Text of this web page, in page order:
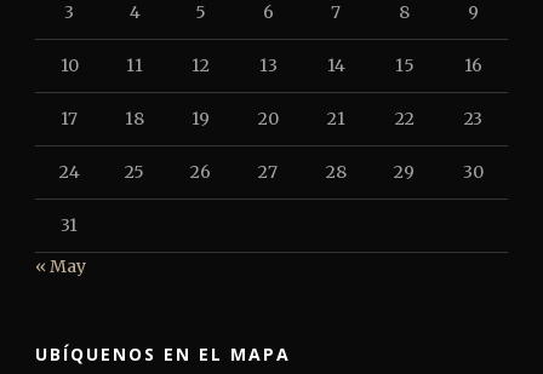
3 4 5 6 7 8 9
10 11 12 13 14 15 16
17 18 19 20 21 22 23
24 25 26 27 28 29 30
31
« May
UBÍQUENOS EN EL MAPA